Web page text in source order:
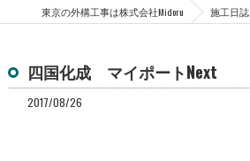
東京の外構工事は株式会社Midoru 施工日誌
四国化成 マイポートNext
2017/08/26